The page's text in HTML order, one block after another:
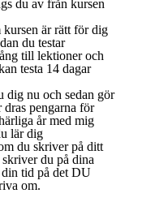
du av från kursen
kursen är rätt för dig
du testar
till lektioner och
testa 14 dagar
dig nu och sedan gör
pengarna för
år med mig
lär dig
du skriver på ditt
du på dina
tid på det DU
om.